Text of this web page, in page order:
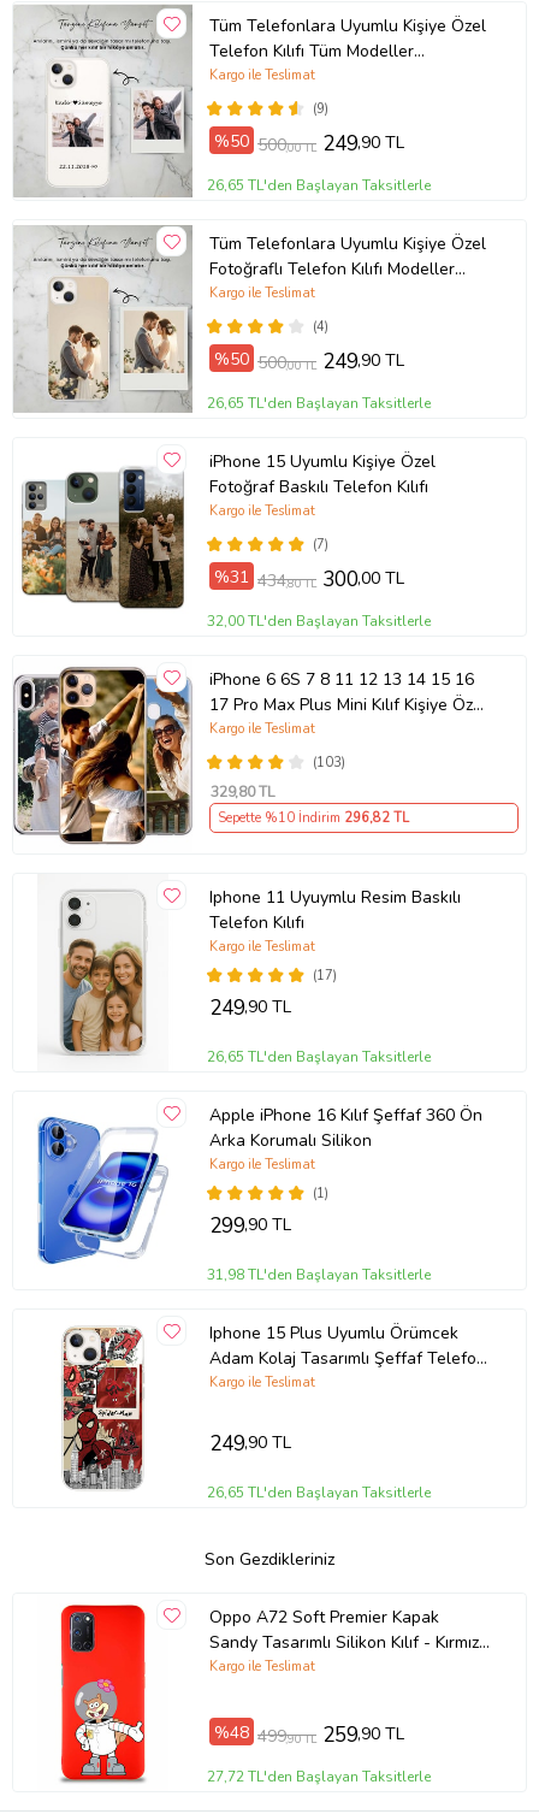
Tüm Telefonlara Uyumlu Kişiye Özel
Telefon Kılıfı Tüm Modeller
Açıklamada
(9)
Kargo ile Teslimat
%50 500,00 TL 249,90 TL
26,65 TL'den Başlayan Taksitlerle
Tüm Telefonlara Uyumlu Kişiye Özel
Fotoğraflı Telefon Kılıfı Modeller
Açıklamada
(4)
Kargo ile Teslimat
%50 500,00 TL 249,90 TL
26,65 TL'den Başlayan Taksitlerle
iPhone 15 Uyumlu Kişiye Özel
Fotoğraf Baskılı Telefon Kılıfı
(7)
Kargo ile Teslimat
%31 434,80 TL 300,00 TL
32,00 TL'den Başlayan Taksitlerle
iPhone 6 6S 7 8 11 12 13 14 15 16
17 Pro Max Plus Mini Kılıf Kişiye Özel
Resimli Fotoğraflı Silikon
(103)
Kargo ile Teslimat
329,80 TL
Sepette %10 İndirim 296,82 TL
Iphone 11 Uyuymlu Resim Baskılı
Telefon Kılıfı
(17)
Kargo ile Teslimat
249,90 TL
26,65 TL'den Başlayan Taksitlerle
Apple iPhone 16 Kılıf Şeffaf 360 Ön
Arka Korumalı Silikon
(1)
Kargo ile Teslimat
299,90 TL
31,98 TL'den Başlayan Taksitlerle
Iphone 15 Plus Uyumlu Örümcek
Adam Kolaj Tasarımlı Şeffaf Telefon
Kılıfı
Kargo ile Teslimat
249,90 TL
26,65 TL'den Başlayan Taksitlerle
Son Gezdikleriniz
Oppo A72 Soft Premier Kapak
Sandy Tasarımlı Silikon Kılıf - Kırmızı
(Şeffaf)
Kargo ile Teslimat
%48 499,90 TL 259,90 TL
27,72 TL'den Başlayan Taksitlerle